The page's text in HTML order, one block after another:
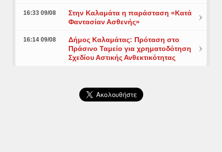
16:33 09/08
Στην Καλαμάτα η παράσταση «Κατά
Φαντασίαν Ασθενής»
16:14 09/08
Δήμος Καλαμάτας: Πρόταση στο
Πράσινο Ταμείο για χρηματοδότηση
Σχεδίου Αστικής Ανθεκτικότητας